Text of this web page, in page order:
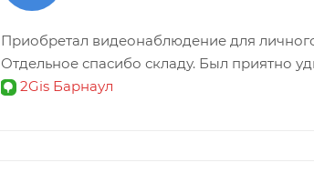
Приобретал видеонаблюдение для
Отдельное спасибо складу. Был приятно
2Gis Барнаул